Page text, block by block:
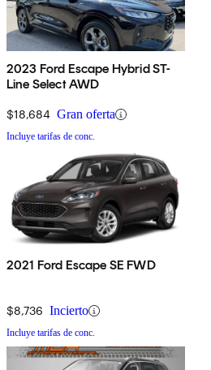
2023 Ford Escape Hybrid ST-
Line Select AWD
$18,684 Gran oferta
Incluye tarifas de conc.
2021 Ford Escape SE FWD
$8,736 Incierto
Incluye tarifas de conc.